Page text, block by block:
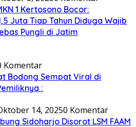
1 Kertosono Bocor:
Juta Tiap Tahun Diduga Wajib
Pungli di Jatim
Komentar
Bodong Sempat Viral di
:
14, 20250 Komentar
Sidoharjo Disorot LSM FAAM